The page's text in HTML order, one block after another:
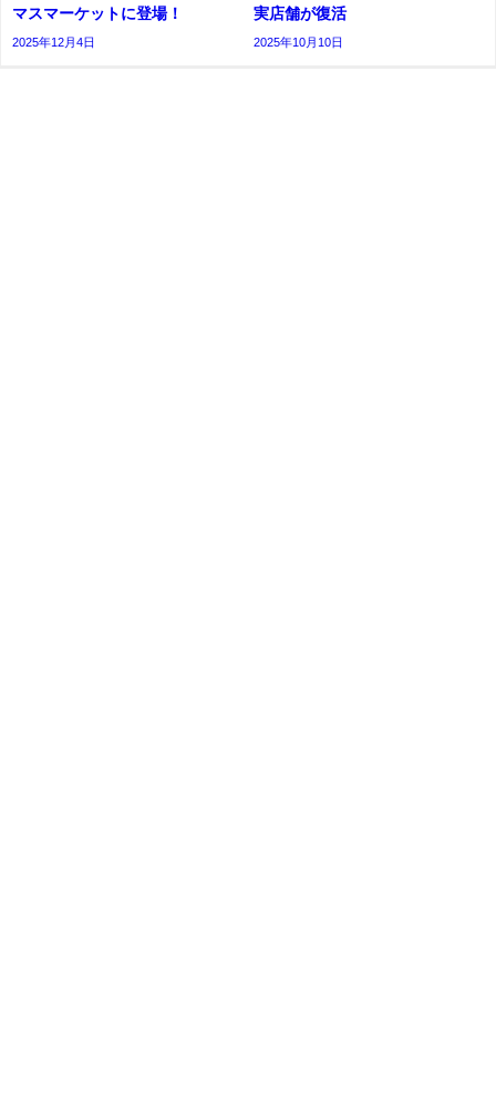
マスマーケットに登場！
2025年12月4日
実店舗が復活
2025年10月10日